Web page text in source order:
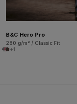
B&C Hero Pro
280 g/m² / Classic Fit
+1